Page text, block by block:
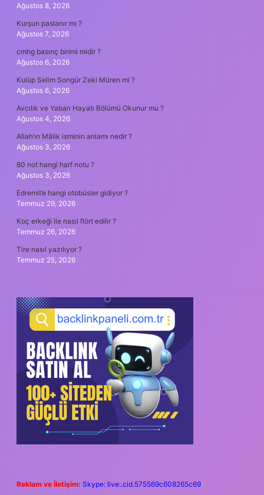
Ağustos 8, 2026
Kurşun paslanır mı ?
Ağustos 7, 2026
cmhg basınç birimi midir ?
Ağustos 6, 2026
Kulüp Selim Songür Zeki Müren mi ?
Ağustos 6, 2026
Avcılık ve Yaban Hayatı Bölümü Okunur mu ?
Ağustos 4, 2026
Allah’ın Mâlik isminin anlamı nedir ?
Ağustos 3, 2026
80 not hangi harf notu ?
Ağustos 3, 2026
Edremit’e hangi otobüsler gidiyor ?
Temmuz 29, 2026
Koç erkeği ile nasıl flört edilir ?
Temmuz 26, 2026
Tire nasıl yazılıyor ?
Temmuz 25, 2026
Reklam ve İletişim: Skype: live:.cid.575569c608265c69